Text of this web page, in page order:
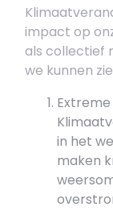
impact op
als collectief
we kunnen
in het
maken